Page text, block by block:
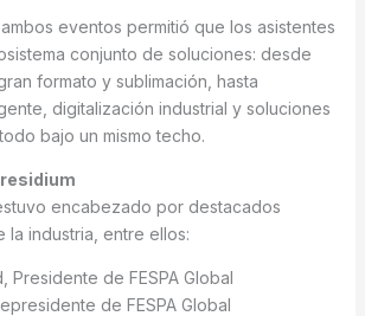
eventos permitió que los asistentes
conjunto de soluciones: desde
formato y sublimación, hasta
digitalización industrial y soluciones
bajo un mismo techo.
encabezado por destacados
la industria, entre ellos:
Presidente de FESPA Global
de FESPA Global